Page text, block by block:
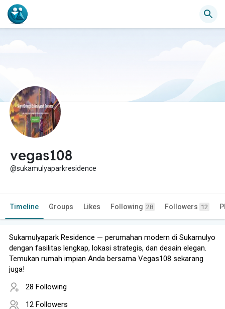
vegas108
@sukamulyaparkresidence
Timeline Groups Likes Following 28 Followers 12
Sukamulyapark Residence — perumahan modern di Sukamulyo
dengan fasilitas lengkap, lokasi strategis, dan desain elegan.
Temukan rumah impian Anda bersama Vegas108 sekarang
juga!
28 Following
12 Followers